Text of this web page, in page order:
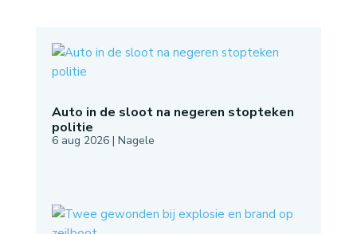
Auto in de sloot na negeren stopteken
politie
6 aug 2026| Nagele